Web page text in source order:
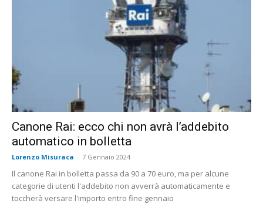
Canone Rai: ecco chi non avrà l’addebito
automatico in bolletta
Lorenzo Misuraca - 7 Gennaio 2024
Il canone Rai in bolletta passa da 90 a 70 euro, ma per alcune
categorie di utenti l'addebito non avverrà automaticamente e
toccherà versare l'importo entro fine gennaio